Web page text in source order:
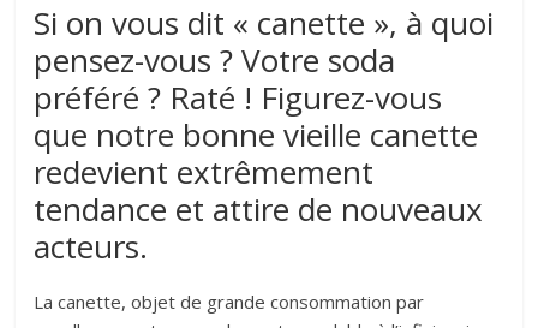
Si on vous dit « canette », à quoi
pensez-vous ? Votre soda
préféré ? Raté ! Figurez-vous
que notre bonne vieille canette
redevient extrêmement
tendance et attire de nouveaux
acteurs.
La canette, objet de grande consommation par